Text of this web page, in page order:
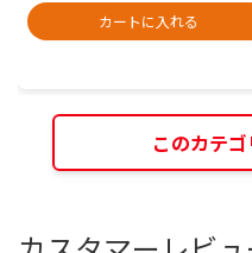
カートに入れる
このカテ